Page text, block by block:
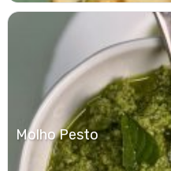
Molho Pesto